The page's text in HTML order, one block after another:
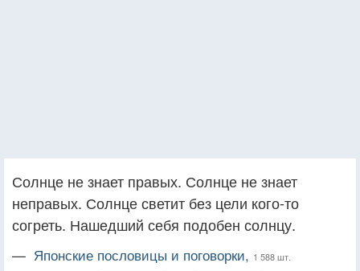
Солнце не знает правых. Солнце не знает
неправых. Солнце светит без цели кого-то
согреть. Нашедший себя подобен солнцу.
— Японские пословицы и поговорки, 1 588 шт.